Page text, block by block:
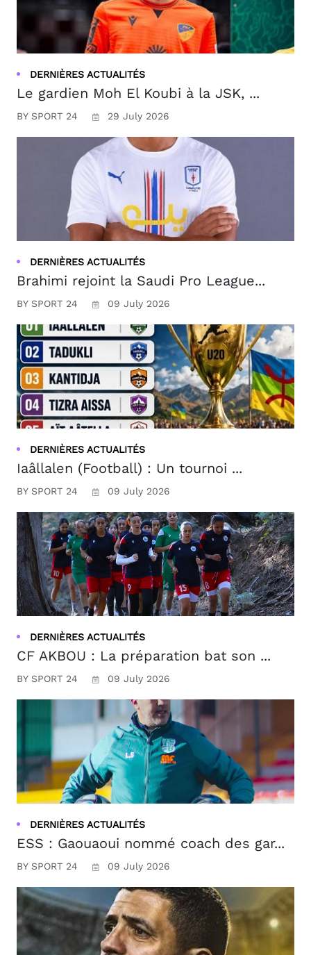
DERNIÈRES ACTUALITÉS
Le gardien Moh El Koubi à la JSK, ...
BY SPORT 24 29 July 2026
DERNIÈRES ACTUALITÉS
Brahimi rejoint la Saudi Pro League...
BY SPORT 24 09 July 2026
DERNIÈRES ACTUALITÉS
Iaâllalen (Football) : Un tournoi ...
BY SPORT 24 09 July 2026
DERNIÈRES ACTUALITÉS
CF AKBOU : La préparation bat son ...
BY SPORT 24 09 July 2026
DERNIÈRES ACTUALITÉS
ESS : Gaouaoui nommé coach des gar...
BY SPORT 24 09 July 2026